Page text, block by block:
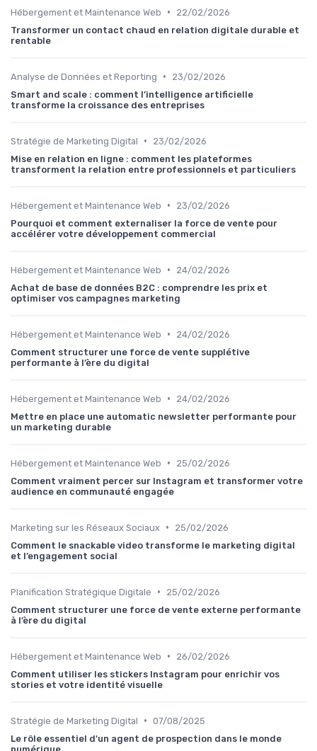
Hébergement et Maintenance Web •
22/02/2026
Transformer un contact chaud en relation digitale durable et
rentable
Analyse de Données et Reporting •
23/02/2026
Smart and scale : comment l’intelligence artificielle
transforme la croissance des entreprises
Stratégie de Marketing Digital •
23/02/2026
Mise en relation en ligne : comment les plateformes
transforment la relation entre professionnels et particuliers
Hébergement et Maintenance Web •
23/02/2026
Pourquoi et comment externaliser la force de vente pour
accélérer votre développement commercial
Hébergement et Maintenance Web •
24/02/2026
Achat de base de données B2C : comprendre les prix et
optimiser vos campagnes marketing
Hébergement et Maintenance Web •
24/02/2026
Comment structurer une force de vente supplétive
performante à l’ère du digital
Hébergement et Maintenance Web •
24/02/2026
Mettre en place une automatic newsletter performante pour
un marketing durable
Hébergement et Maintenance Web •
25/02/2026
Comment vraiment percer sur Instagram et transformer votre
audience en communauté engagée
Marketing sur les Réseaux Sociaux •
25/02/2026
Comment le snackable video transforme le marketing digital
et l’engagement social
Planification Stratégique Digitale •
25/02/2026
Comment structurer une force de vente externe performante
à l’ère du digital
Hébergement et Maintenance Web •
26/02/2026
Comment utiliser les stickers Instagram pour enrichir vos
stories et votre identité visuelle
Stratégie de Marketing Digital • 07/08/2025
Le rôle essentiel d'un agent de prospection dans le monde